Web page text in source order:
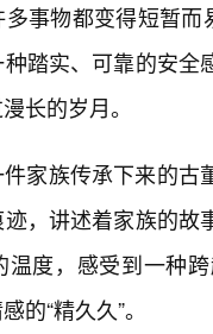
事物都变得短暂
踏实、可靠的安
长的岁月。
家族传承下来的古
，讲述着家族的
温度，感受到一种
的“精久久”。